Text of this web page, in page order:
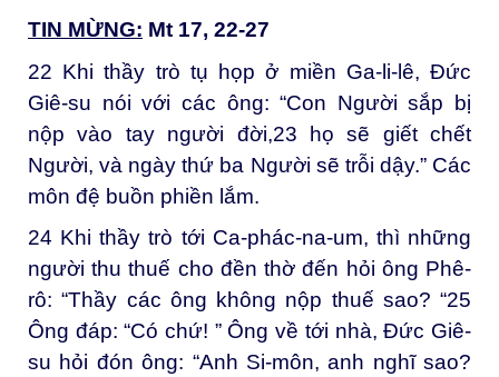
TIN MỪNG: Mt 17, 22-27
22 Khi thầy trò tụ họp ở miền Ga-li-lê, Đức
Giê-su nói với các ông: “Con Người sắp bị
nộp vào tay người đời,23 họ sẽ giết chết
Người, và ngày thứ ba Người sẽ trỗi dậy.” Các
môn đệ buồn phiền lắm.
24 Khi thầy trò tới Ca-phác-na-um, thì những
người thu thuế cho đền thờ đến hỏi ông Phê-
rô: “Thầy các ông không nộp thuế sao? “25
Ông đáp: “Có chứ! ” Ông về tới nhà, Đức Giê-
su hỏi đón ông: “Anh Si-môn, anh nghĩ sao?